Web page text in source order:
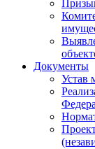
Документы
Устав